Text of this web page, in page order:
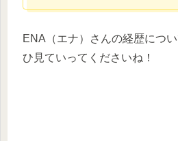
ENA（エナ）さんの経歴につ
ひ見ていってくださいね！